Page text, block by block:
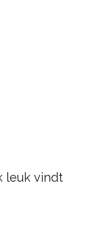
leuk vindt